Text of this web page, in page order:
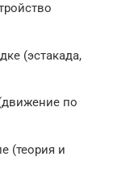
(эстакада,
по
(теория и